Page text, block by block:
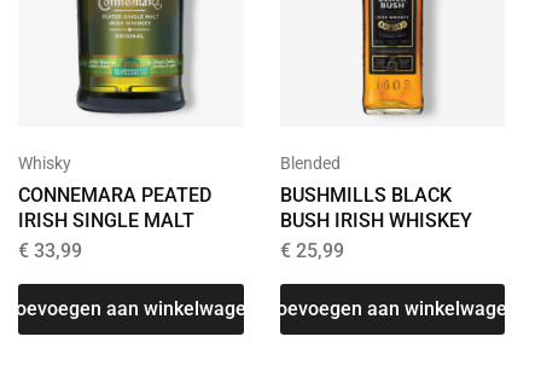
Whisky
CONNEMARA PEATED
IRISH SINGLE MALT
€ 33,99
Toevoegen aan winkelwagen
Blended
BUSHMILLS BLACK
BUSH IRISH WHISKEY
€25,99
Toevoegen aan winkelwagen